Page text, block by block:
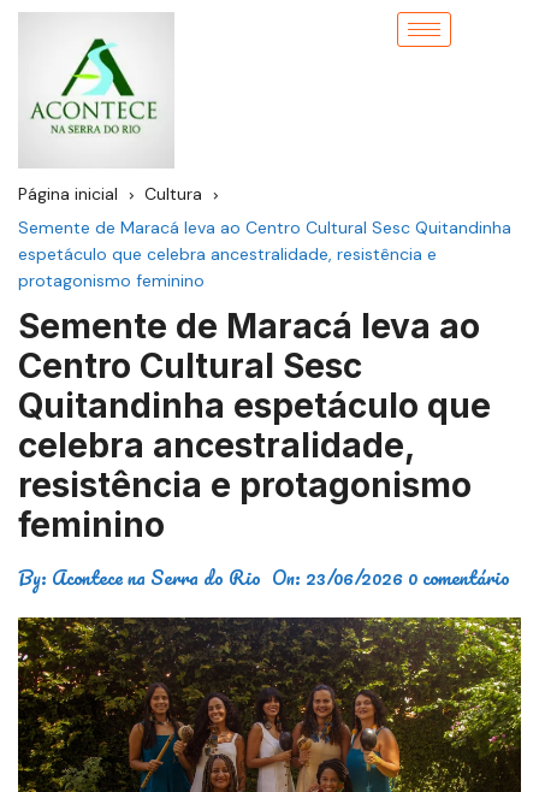
Página inicial
Cultura
Semente de Maracá leva ao Centro Cultural Sesc Quitandinha
espetáculo que celebra ancestralidade, resistência e
protagonismo feminino
Semente de Maracá leva ao
Centro Cultural Sesc
Quitandinha espetáculo que
celebra ancestralidade,
resistência e protagonismo
feminino
By: Acontece na Serra do Rio On: 23/06/20260 comentário